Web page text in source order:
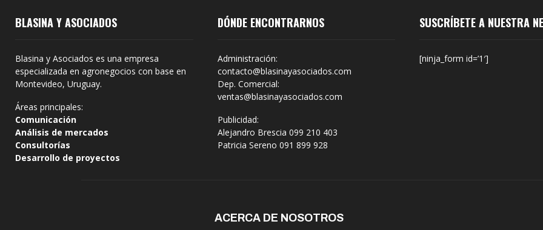
BLASINA Y ASOCIADOS
Blasina y Asociados es una empresa
especializada en agronegocios con base en
Montevideo, Uruguay.
Áreas principales:
Comunicación
Análisis de mercados
Consultorías
Desarrollo de proyectos
DÓNDE ENCONTRARNOS
Administración:
contacto@blasinayasociados.com
Dep. Comercial:
ventas@blasinayasociados.com
Publicidad:
Alejandro Brescia 099 210 403
Patricia Sereno 091 899 928
SUSCRÍBETE A NUESTRA
[ninja_form id=’1′]
ACERCA DE NOSOTROS